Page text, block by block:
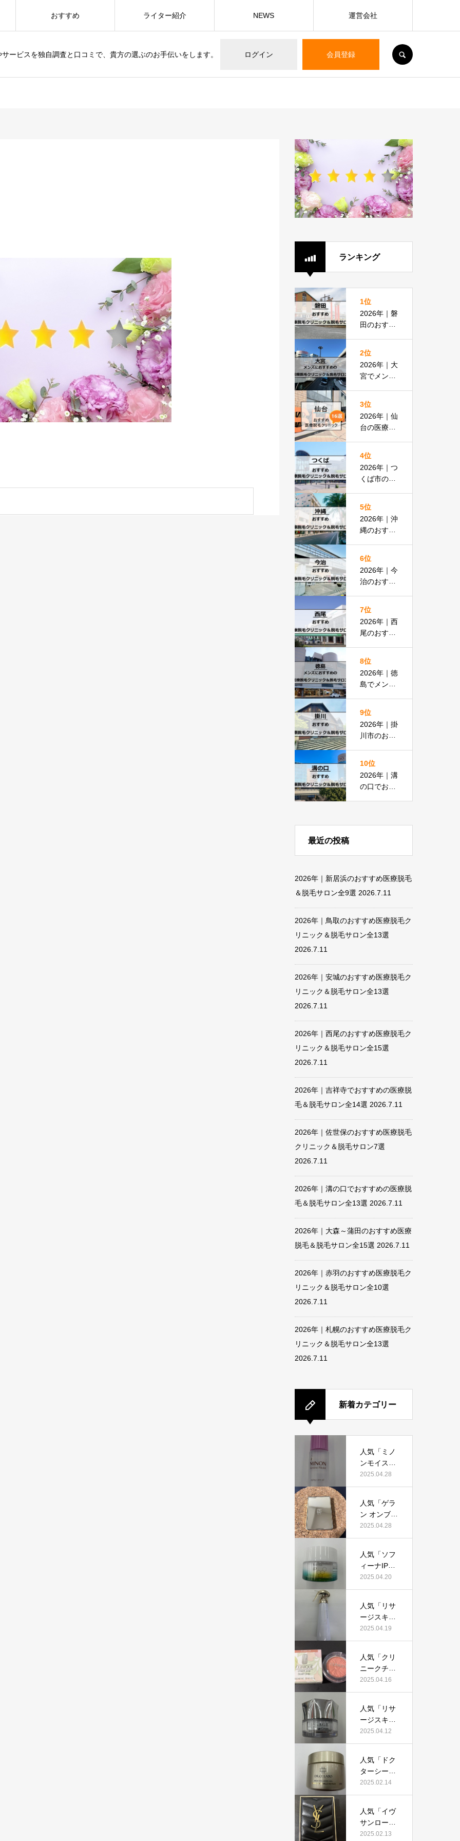
ービスを独自調査と口コミで、貴方の選ぶのお手伝いをします。 ログイン 会員登録
おすすめ ライター紹介 NEWS 運営会社
ランキング
1位
2026年｜磐
田のおすす
＆脱毛サロ
ン全8選
2位
2026年｜大
宮でメンズ
脱毛＆脱毛
サロン全16
選
3位
2026年｜仙
台の医療脱
払いOKの
安い医院も
紹介
4位
2026年｜つ
くば市のお
サロン全13
選
5位
2026年｜沖
縄のおすす
ン全19選
6位
2026年｜今
治のおすす
＆脱毛サロ
ン全13選
7位
2026年｜西
尾のおすす
＆脱毛サロ
ン全15選
8位
2026年｜徳
島でメンズ
脱毛＆脱毛
サロン全15
選
9位
2026年｜掛
川市のおす
毛クリニッ
ク＆脱毛サ
ロン全11選
10位
2026年｜溝
の口でおす
最近の投稿
2026年｜新居浜のおすすめ医療脱毛
＆脱毛サロン全9選 2026.7.11
2026年｜鳥取のおすすめ医療脱毛ク
リニック＆脱毛サロン全13選
2026.7.11
2026年｜安城のおすすめ医療脱毛ク
リニック＆脱毛サロン全13選
2026.7.11
2026年｜西尾のおすすめ医療脱毛ク
リニック＆脱毛サロン全15選
2026.7.11
2026年｜吉祥寺でおすすめの医療脱
毛＆脱毛サロン全14選 2026.7.11
2026年｜佐世保のおすすめ医療脱毛
クリニック＆脱毛サロン7選
2026.7.11
2026年｜溝の口でおすすめの医療脱
毛＆脱毛サロン全13選 2026.7.11
2026年｜大森～蒲田のおすすめ医療
脱毛＆脱毛サロン全15選 2026.7.11
2026年｜赤羽のおすすめ医療脱毛ク
リニック＆脱毛サロン全10選
2026.7.11
2026年｜札幌のおすすめ医療脱毛ク
リニック＆脱毛サロン全13選
2026.7.11
新着カテゴリー
人気「ミノ
ンモイスト
エイジング
ケアオイ
当におすす
め？美容マ
ニアが実際
コミを検
証！
2025.04.28
人気「ゲラ
ン オンブル
ジェオーラ
グロウ」っ
すすめ？美
容マニアの
私が実際使
コミを検
証！
2025.04.28
人気「ソフ
ィーナIPゴ
ールデンタ
イムリペア
リーム」っ
て本当にお
すすめ？美
実際使用し
て口コミを
検証！
2025.04.20
人気「リサ
ージスキン
メインテナ
イザーD
当におすす
め？美容マ
ニアの私が
て、口コミ
を検証！
2025.04.19
人気「クリ
ニークチー
クポップ」
って本当に
美容マニア
が実際使用
して口コミ
2025.04.16
人気「リサ
ージスキン
チェンジク
リーム」っ
すすめ？美
容マニアが
実際使用し
検証！
2025.04.12
人気「ドク
ターシーラ
ボ薬用アク
アコラーゲ
リッチリン
クルリペ
ア」って本
2025.02.14
人気「イヴ
サンローラ
ン クチュー
2025.02.13